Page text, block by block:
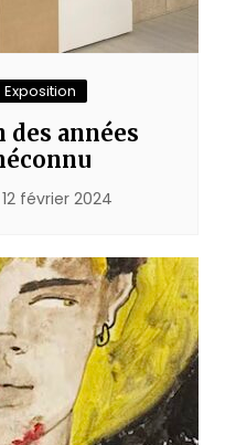
Exposition
des années
12 février 2024